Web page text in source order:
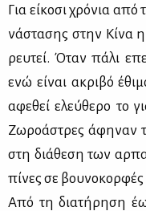
Για εί­κο­σι χρό­νια
νά­στα­σης στην Κί­να
ρευ­τεί. Όταν πά­λι
ενώ εί­ναι ακρι­βό
αφε­θεί ελεύ­θε­ρο το
Ζω­ρο­ά­στρες άφη­ναν
στη διά­θε­ση των
πί­νες σε
Από τη δια­τή­ρη­ση